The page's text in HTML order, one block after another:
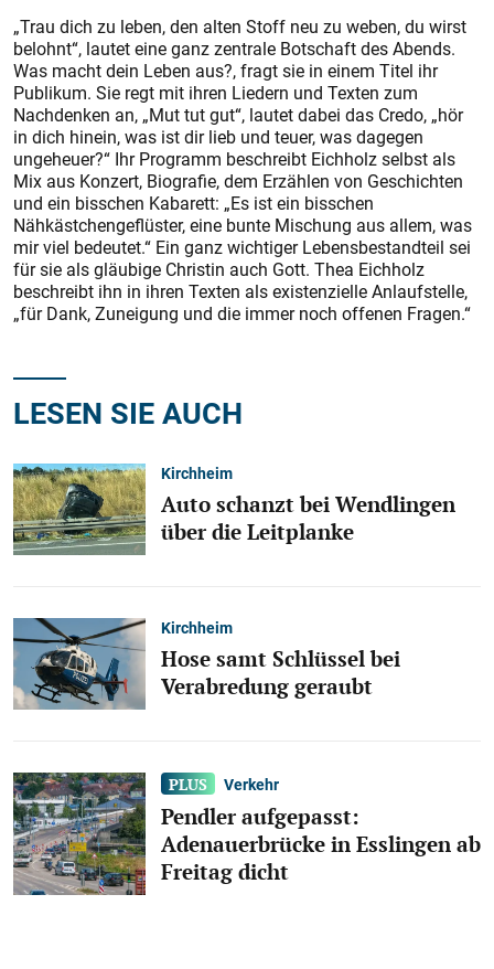
„Trau dich zu leben, den alten Stoff neu zu weben, du wirst
belohnt“, lautet eine ganz zentrale Botschaft des Abends.
Was macht dein Leben aus?, fragt sie in einem Titel ihr
Publikum. Sie regt mit ihren Liedern und Texten zum
Nachdenken an, „Mut tut gut“, lautet dabei das Credo, „hör
in dich hinein, was ist dir lieb und teuer, was dagegen
ungeheuer?“ Ihr Programm beschreibt Eichholz selbst als
Mix aus Konzert, Biografie, dem Erzählen von Geschichten
und ein bisschen Kabarett: „Es ist ein bisschen
Nähkästchengeflüster, eine bunte Mischung aus allem, was
mir viel bedeutet.“ Ein ganz wichtiger Lebensbestandteil sei
für sie als gläubige Christin auch Gott. Thea Eichholz
beschreibt ihn in ihren Texten als existenzielle Anlaufstelle,
„für Dank, Zuneigung und die immer noch offenen Fragen.“
LESEN SIE AUCH
Kirchheim
Auto schanzt bei Wendlingen
über die Leitplanke
Kirchheim
Hose samt Schlüssel bei
Verabredung geraubt
Verkehr
Pendler aufgepasst:
Adenauerbrücke in Esslingen ab
Freitag dicht